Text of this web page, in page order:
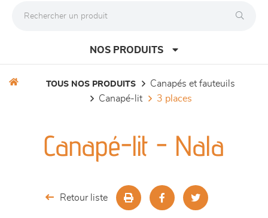
NOS PRODUITS
séjours
chambres et dressing
TOUS NOS PRODUITS
canapés et fauteuils
canapé-lit
3 places
Canapé-lit - Nala
Retour liste